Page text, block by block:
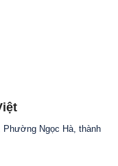
Phường Ngọc Hà, thành